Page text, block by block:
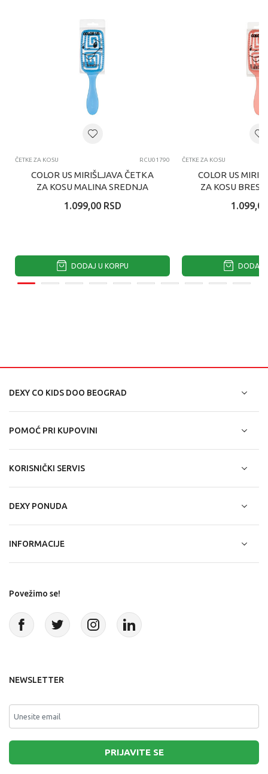
ČETKE ZA KOSU RCU01790
COLOR US MIRIŠLJAVA ČETKA
ZA KOSU MALINA SREDNJA
1.099,00 RSD
DODAJ U KORPU
ČETKE ZA KOSU
COLOR US
ZA KOSU
1.099,00
DODAJ
DEXY CO KIDS DOO BEOGRAD
POMOĆ PRI KUPOVINI
KORISNIČKI SERVIS
DEXY PONUDA
INFORMACIJE
Povežimo se!
NEWSLETTER
PRIJAVITE SE